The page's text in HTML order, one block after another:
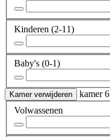
Kinderen (2-11)
Baby's (0-1)
Kamer verwijderen
kamer 6
Volwassenen